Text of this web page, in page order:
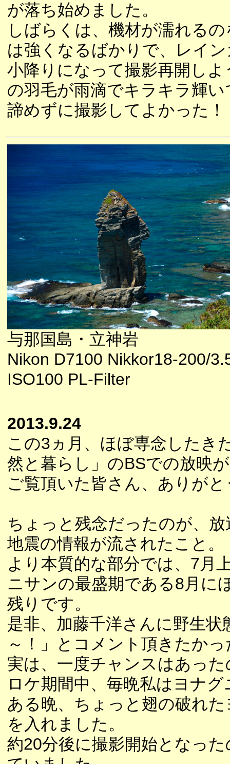
が落ち始めました。
しばらくは、機材が濡れる
は強くなるばかりで、レイ
小降りになって撮影再開し
の羽毛が雨滴でキラキラ輝
諦めずに撮影してよかった！
与那国島・立神岩
Nikon D7100 Nikkor18-200/
ISO100 PL-Filter
2013.9.24
この3ヵ月、ほぼ専念したき
然と暮らし」のBSでの放映
ご覧頂いた皆さん、ありが
ちょっと残念だったのが、
地震の情報が流されたこと。
より本質的な部分では、7月
ニサンの最盛期である8月に
残りです。
是非、加藤千洋さんに野生
～！」とコメント頂きたか
実は、一度チャンスはあっ
ロケ期間中、毎晩私はヨナ
ある晩、ちょっと翅の破れ
を入れました。
約20分後に撮影開始となっ